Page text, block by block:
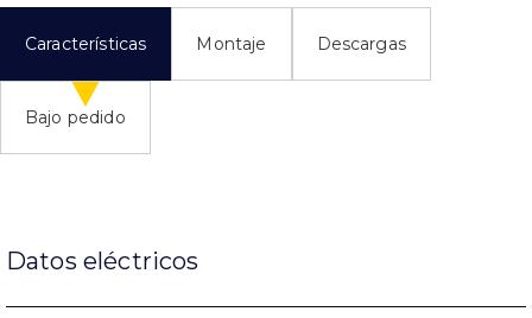
Características Montaje Descargas
Bajo pedido
Datos eléctricos